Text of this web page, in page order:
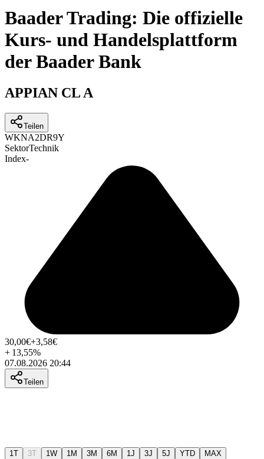
Baader Trading: Die offizielle
Kurs- und Handelsplattform
der Baader Bank
APPIAN CL A
Teilen
WKNA2DR9Y
SektorTechnik
Index-
30,00€+3,58€
+ 13,55%
07.08.2026 20:44
Teilen
1T 3T 1W 1M 3M 6M 1J 3J 5J YTD MAX